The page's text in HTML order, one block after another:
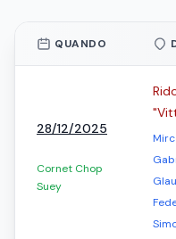
QUANDO
28/12/2025
Cornet Chop
Suey